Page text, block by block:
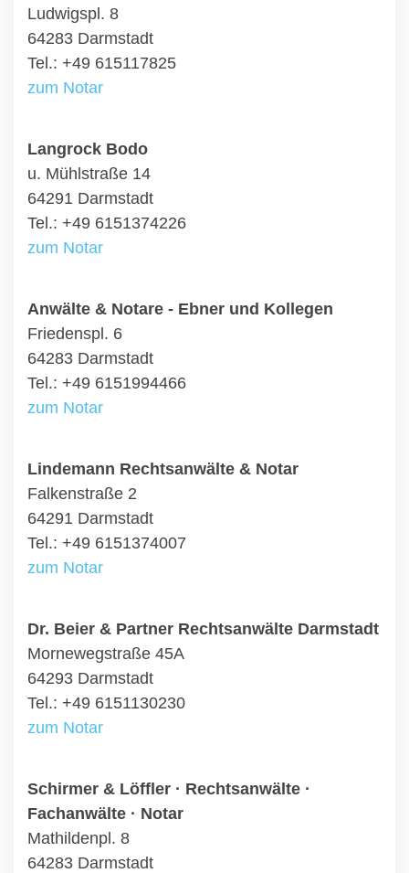
Ludwigspl. 8
64283 Darmstadt
Tel.: +49 615117825
zum Notar
Langrock Bodo
u. Mühlstraße 14
64291 Darmstadt
Tel.: +49 6151374226
zum Notar
Anwälte & Notare - Ebner und Kollegen
Friedenspl. 6
64283 Darmstadt
Tel.: +49 6151994466
zum Notar
Lindemann Rechtsanwälte & Notar
Falkenstraße 2
64291 Darmstadt
Tel.: +49 6151374007
zum Notar
Dr. Beier & Partner Rechtsanwälte Darmstadt
Mornewegstraße 45A
64293 Darmstadt
Tel.: +49 6151130230
zum Notar
Schirmer & Löffler · Rechtsanwälte ·
Fachanwälte · Notar
Mathildenpl. 8
64283 Darmstadt